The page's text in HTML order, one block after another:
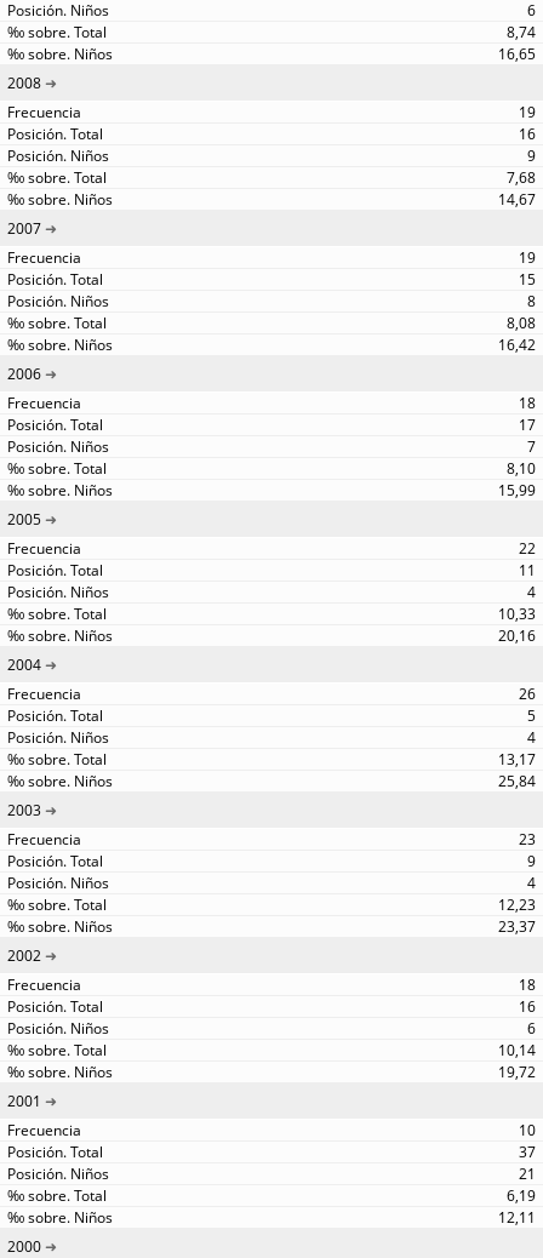
6
8,74
16,65
2008
19
16
9
7,68
14,67
2007
19
15
8
8,08
16,42
2006
18
17
7
8,10
15,99
2005
22
11
4
10,33
20,16
2004
26
5
4
13,17
25,84
2003
23
9
4
12,23
23,37
2002
18
16
6
10,14
19,72
2001
10
37
21
6,19
12,11
2000